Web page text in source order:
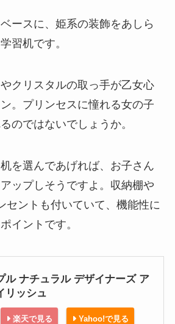
ースに、姫系の装飾をあしら
習机です。
クリスタルの取っ手が乙女心
。プリンセスに憧れる女の子
のではないでしょうか。
を選んであげれば、お子さん
ップしそうですよ。収納棚や
セントも付いていて、機能性に
イントです。
ル ナチュラル デザイナーズ ア
リッシュ
楽天で見る Yahoo!で見る